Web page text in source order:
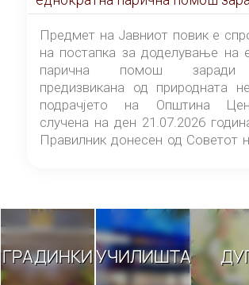
штетата предизвикана од природната
непогода на подрачјето на
Центар-Скопје случена на ден 21.07.2026
година
Предмет на Јавниот повик е
на постапка за доделување на
парична помош заради
предизвикана од природната
подрачјето на Општина
случена на ден 21.07.2026
Правилник донесен од Советот
ГРАДИНКИУЧИЛИШТА